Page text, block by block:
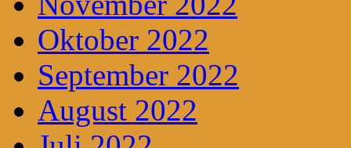
Oktober 2022
September 2022
August 2022